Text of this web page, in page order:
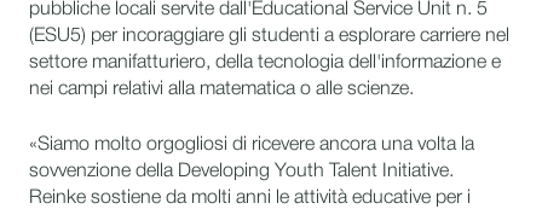
pubbliche locali servite dall'Educational Service Unit n. 5
(ESU5) per incoraggiare gli studenti a esplorare carriere nel
settore manifatturiero, della tecnologia dell'informazione e
nei campi relativi alla matematica o alle scienze.
«Siamo molto orgogliosi di ricevere ancora una volta la
sovvenzione della Developing Youth Talent Initiative.
Reinke sostiene da molti anni le attività educative per i